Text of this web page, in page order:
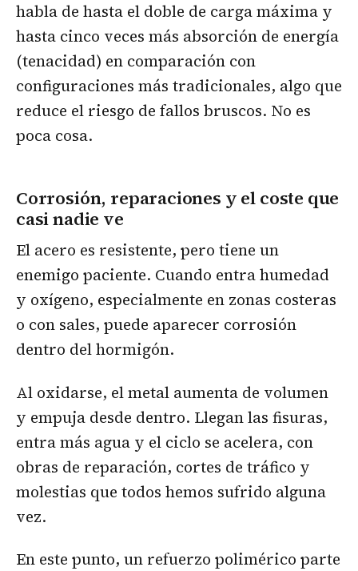
habla de hasta el doble de carga máxima y
hasta cinco veces más absorción de energía
(tenacidad) en comparación con
configuraciones más tradicionales, algo que
reduce el riesgo de fallos bruscos. No es
poca cosa.
Corrosión, reparaciones y el coste que
casi nadie ve
El acero es resistente, pero tiene un
enemigo paciente. Cuando entra humedad
y oxígeno, especialmente en zonas costeras
o con sales, puede aparecer corrosión
dentro del hormigón.
Al oxidarse, el metal aumenta de volumen
y empuja desde dentro. Llegan las fisuras,
entra más agua y el ciclo se acelera, con
obras de reparación, cortes de tráfico y
molestias que todos hemos sufrido alguna
vez.
En este punto, un refuerzo polimérico parte